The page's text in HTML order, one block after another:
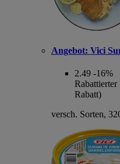
Angebot: Vici
2.49 -16%
Rabattierter
Rabatt)
versch. Sorten,